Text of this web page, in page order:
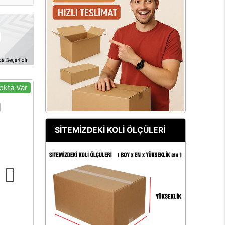
Var
SİTEMİZDEKİ KOLİ ÖLÇÜLERİ